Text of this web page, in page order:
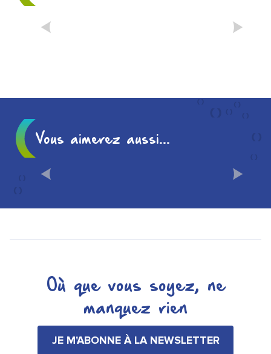
Vous aimerez aussi...
Où que vous soyez, ne
manquez rien
JE M'ABONNE À LA NEWSLETTER